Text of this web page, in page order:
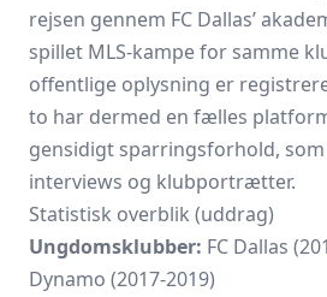
rejsen gennem FC Dallas’
spillet MLS-kampe for samme
offentlige oplysning er
to har dermed en fælles
gensidigt sparringsforhold,
interviews og klubportrætter.
Statistisk overblik (uddrag)
Ungdomsklubber: FC Dallas
Dynamo (2017-2019)